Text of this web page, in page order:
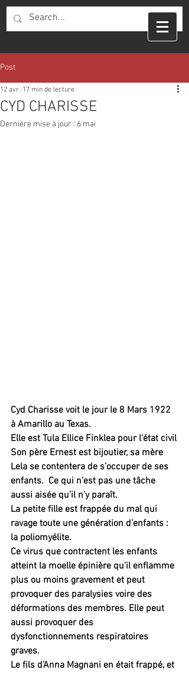
Post
CYD CHARISSE
12 avr. 17 min de lecture
Dernière mise à jour : 6 mai
Cyd Charisse voit le jour le 8 Mars 1922
à Amarillo au Texas.
Elle est Tula Ellice Finklea pour l’état civil
Son père Ernest est bijoutier, sa mère
Lela se contentera de s’occuper de ses
enfants.  Ce qui n’est pas une tâche
aussi aisée qu’il n’y paraît.
La petite fille est frappée du mal qui
ravage toute une génération d’enfants :
la poliomyélite.
Ce virus que contractent les enfants
atteint la moelle épinière qu’il enflamme
plus ou moins gravement et peut
provoquer des paralysies voire des
déformations des membres. Elle peut
aussi provoquer des
dysfonctionnements respiratoires
graves.
Le fils d’Anna Magnani en était frappé, et